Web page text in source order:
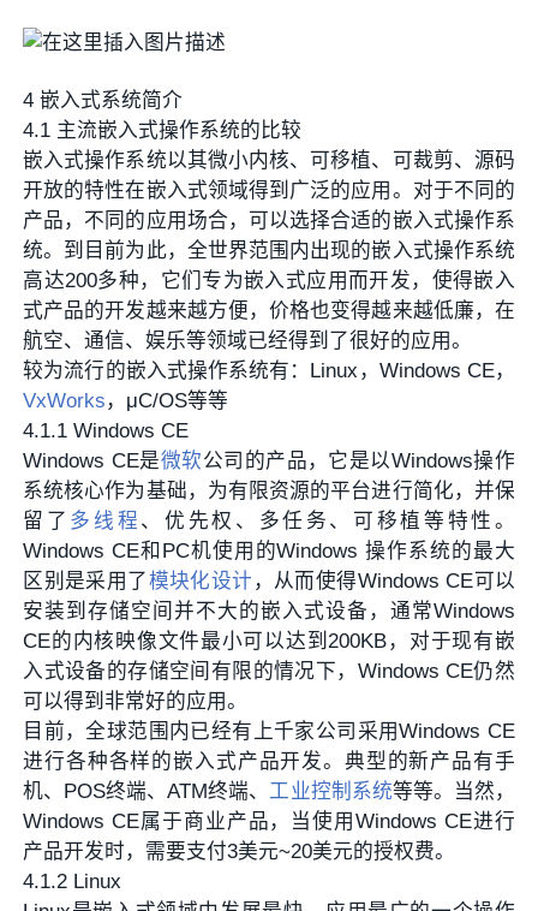
4 嵌入式系统简介
4.1 主流嵌入式操作系统的比较
嵌入式操作系统以其微小内核、可移植、可裁剪、源码
开放的特性在嵌入式领域得到广泛的应用。对于不同的
产品，不同的应用场合，可以选择合适的嵌入式操作系
统。到目前为此，全世界范围内出现的嵌入式操作系统
高达200多种，它们专为嵌入式应用而开发，使得嵌入
式产品的开发越来越方便，价格也变得越来越低廉，在
航空、通信、娱乐等领域已经得到了很好的应用。
较为流行的嵌入式操作系统有：Linux，Windows CE，
VxWorks ，μC/OS等等
4.1.1 Windows CE
Windows CE是微软公司的产品，它是以Windows操作
系统核心作为基础，为有限资源的平台进行简化，并保
留了 多线程 、优先权、多任务、可移植等特性。
Windows CE和PC机使用的Windows 操作系统的最大
区别是采用了 模块化设计 ，从而使得Windows CE可以
安装到存储空间并不大的嵌入式设备，通常Windows
CE的内核映像文件最小可以达到200KB，对于现有嵌
入式设备的存储空间有限的情况下，Windows CE仍然
可以得到非常好的应用。
目前，全球范围内已经有上千家公司采用Windows CE
进行各种各样的嵌入式产品开发。典型的新产品有手
机、POS终端、ATM终端、工业控制系统等等。当然，
Windows CE属于商业产品，当使用Windows CE进行
产品开发时，需要支付3美元~20美元的授权费。
4.1.2 Linux